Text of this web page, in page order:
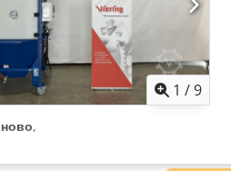
1 /9
ново,